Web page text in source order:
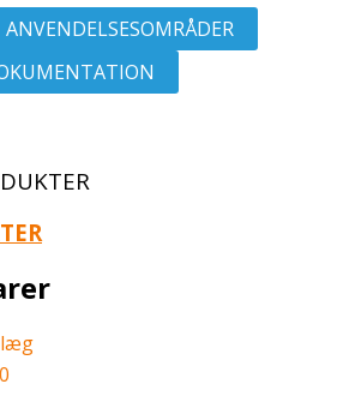
ANVENDELSESOMRÅDER